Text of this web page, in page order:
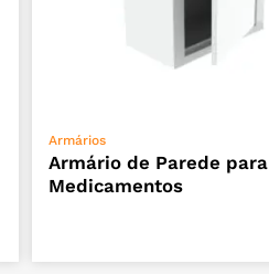
Armários
Armário de Parede para
Medicamentos